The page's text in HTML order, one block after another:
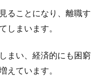
ることになり、離職す
しまいます。
まい、経済的にも困窮
えています。